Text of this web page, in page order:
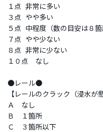
１点 非常に多い
３点 やや多い
５点 中程度（数の目安は８箇
７点 やや少ない
８点 非常に少ない
１０点 なし
●レール●
【レールのクラック（浸水が
Ａ なし
Ｂ １箇所
Ｃ ３箇所以下